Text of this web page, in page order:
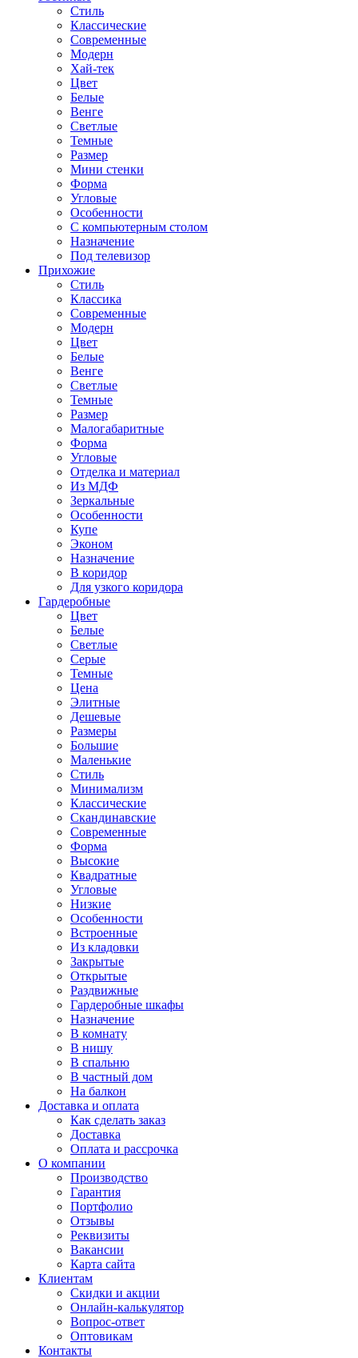
Стиль
Классические
Современные
Модерн
Хай-тек
Цвет
Белые
Венге
Светлые
Темные
Размер
Мини стенки
Форма
Угловые
Особенности
С компьютерным столом
Назначение
Под телевизор
Прихожие
Стиль
Классика
Современные
Модерн
Цвет
Белые
Венге
Светлые
Темные
Размер
Малогабаритные
Форма
Угловые
Отделка и материал
Из МДФ
Зеркальные
Особенности
Купе
Эконом
Назначение
В коридор
Для узкого коридора
Гардеробные
Цвет
Белые
Светлые
Серые
Темные
Цена
Элитные
Дешевые
Размеры
Большие
Маленькие
Стиль
Минимализм
Классические
Скандинавские
Современные
Форма
Высокие
Квадратные
Угловые
Низкие
Особенности
Встроенные
Из кладовки
Закрытые
Открытые
Раздвижные
Гардеробные шкафы
Назначение
В комнату
В нишу
В спальню
В частный дом
На балкон
Доставка и оплата
Как сделать заказ
Доставка
Оплата и рассрочка
О компании
Производство
Гарантия
Портфолио
Отзывы
Реквизиты
Вакансии
Карта сайта
Клиентам
Скидки и акции
Онлайн-калькулятор
Вопрос-ответ
Оптовикам
Контакты